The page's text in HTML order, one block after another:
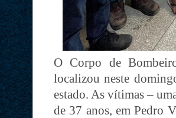
O Corpo de
localizou neste
estado. As vítimas –
de 37 anos, em Pedro